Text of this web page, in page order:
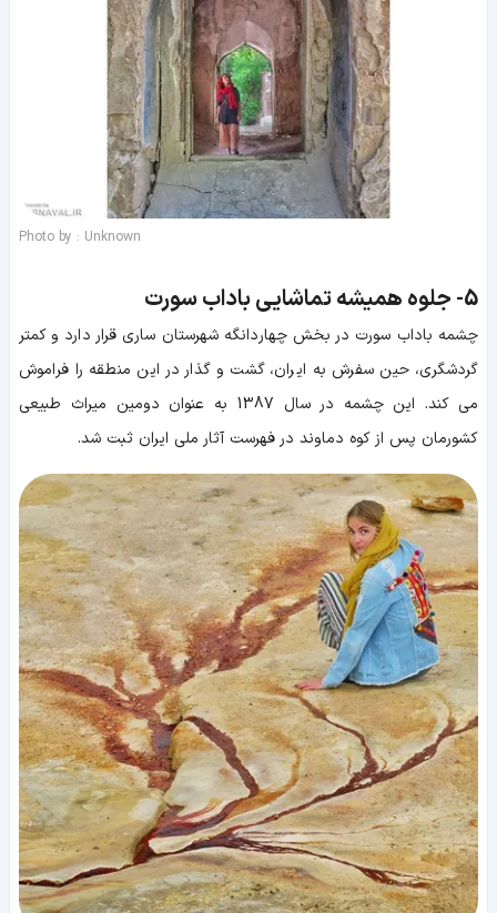
Photo by : Unknown
5- جلوه همیشه تماشایی باداب سورت
چشمه باداب سورت در بخش چهاردانگه شهرستان ساری قرار دارد و کمتر
گردشگری، حین سفرش به ایران، گشت و گذار در این منطقه را فراموش
می کند. این چشمه در سال 1387 به عنوان دومین میراث طبیعی
کشورمان پس از کوه دماوند در فهرست آثار ملی ایران ثبت شد.